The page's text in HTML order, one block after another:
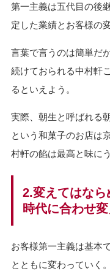
第一主義は五代目の後
定した業績とお客様の
言葉で言うのは簡単だ
続けておられる中村軒
るといえよう。
実際、朝生と呼ばれる
という和菓子のお店は
村軒の餡は最高と味に
2.変えてはな
時代に合わせ
お客様第一主義は基本
とともに変わっていく